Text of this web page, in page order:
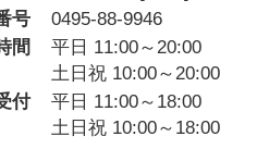
号
0495-88-9946
間
平日 11:00～20:00
土日祝 10:00～20:00
付
平日 11:00～18:00
土日祝 10:00～18:00